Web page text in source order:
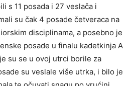
s 11 posada i 27 veslača i
su čak 4 posade četveraca na
disciplinama, a posebno je
posade u finalu kadetkinja A
su se u ovoj utrci borile za
su veslale više utrka, i bilo je